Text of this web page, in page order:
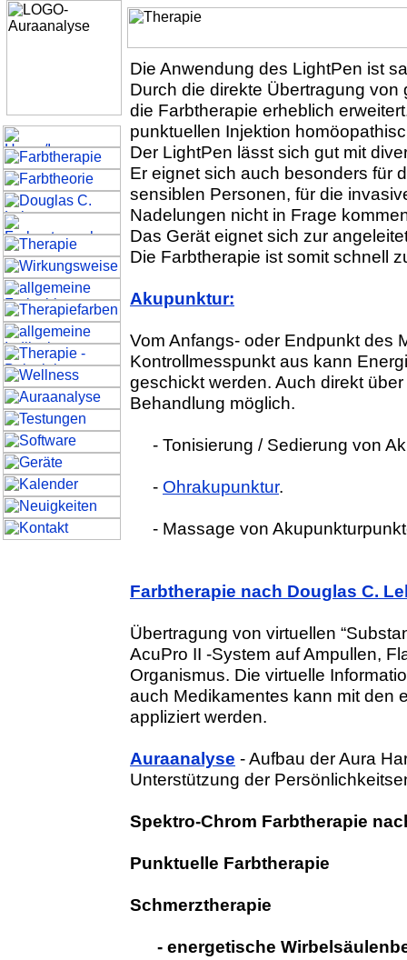
Die Anwendung des LightPen ist
Durch die direkte Übertragung von
die Farbtherapie erheblich
punktuellen Injektion
Der LightPen lässt sich gut mit
Er eignet sich auch besonders für
sensiblen Personen, für die
Nadelungen nicht in Frage
Das Gerät eignet sich zur
Die Farbtherapie ist somit schnell
Akupunktur:
Vom Anfangs- oder Endpunkt des
Kontrollmesspunkt aus kann
geschickt werden. Auch direkt
Behandlung möglich.
- Tonisierung / Sedierung von
- Ohrakupunktur.
- Massage von
Farbtherapie nach Douglas C.
Übertragung von virtuellen
AcuPro II -System auf Ampullen,
Organismus. Die virtuelle
auch Medikamentes kann mit den
appliziert werden.
Auraanalyse - Aufbau der Aura
Unterstützung der
Spektro-Chrom Farbtherapie
Punktuelle Farbtherapie
Schmerztherapie
- energetische